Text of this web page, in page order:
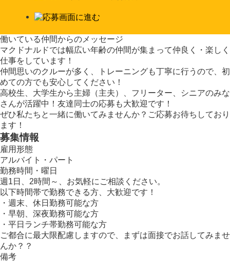
働いている仲間からのメッセージ
マクドナルドでは幅広い年齢の仲間が集まって仲良く・楽しく
仕事をしています！
仲間思いのクルーが多く、トレーニングも丁寧に行うので、初
めての方でも安心してください！
高校生、大学生から主婦（主夫）、フリーター、シニアのみな
さんが活躍中！友達同士の応募も大歓迎です！
ぜひ私たちと一緒に働いてみませんか？ご応募お待ちしており
ます！
募集情報
雇用形態
アルバイト・パート
勤務時間・曜日
週1日、2時間～、お気軽にご相談ください。
以下時間帯で勤務できる方、大歓迎です！
・週末、休日勤務可能な方
・早朝、深夜勤務可能な方
・平日ランチ帯勤務可能な方
ご都合に最大限配慮しますので、まずは面接でお話してみませ
んか？？
備考